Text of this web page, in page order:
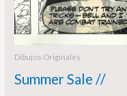
Dibujos Originales
Summer Sale //